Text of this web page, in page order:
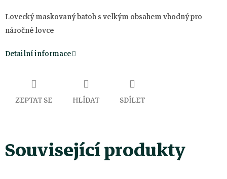
Lovecký maskovaný batoh s velkým obsahem vhodný pro
náročné lovce
Detailní informace
ZEPTAT SE HLÍDAT SDÍLET
Související produkty